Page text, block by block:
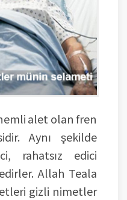
alet olan fren
Aynı şekilde
rahatsız edici
Allah Teala
gizli nimetler